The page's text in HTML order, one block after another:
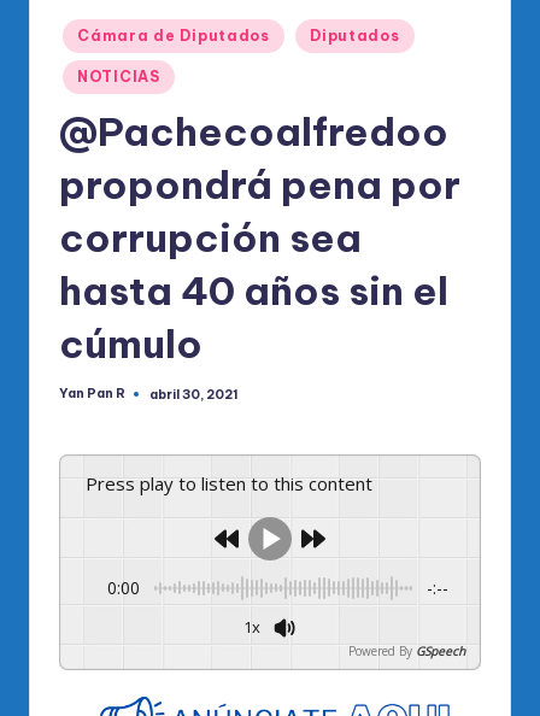
di
ci
al
el
P
Publicado
en
Cámara de Diputados Diputados
NOTICIAS
@Pachecoalfredoo
propondrá pena por
corrupción sea
hasta 40 años sin el
cúmulo
Publicado
Yan Pan R abril 30, 2021
Press play to listen to this content
0:00 -:--
1x
Powered By GSpeech